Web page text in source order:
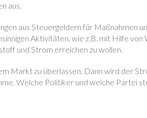
aus.
aus Steuergeldern für Maßnahmen
Aktivitäten, wie z.B. mit Hilfe von
und Strom erreichen zu wollen.
Markt zu überlassen. Dann wird der
Welche Politiker und welche Partei